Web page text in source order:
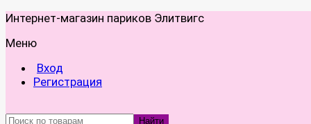
Интернет-магазин париков Элитвигс
Меню
Вход
Регистрация
Найти